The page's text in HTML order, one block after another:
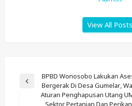
View All Posts
Post
Navigation
Previous
BPBD Wonosobo Lakukan
Bergerak Di Desa Gumelar,
Aturan Penghapusan Utang
Sektor Pertanian Dan